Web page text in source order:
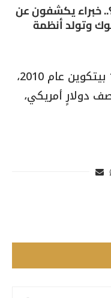
خبراء يكشفون عن
وتولد أنظمة
جهاد عبد الله لو كنتَ تملكُ 11 بيتكوين عام 2010،
دولارٍ أمريكي،